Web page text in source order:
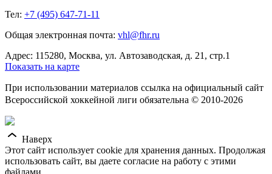
Тел: +7 (495) 647-71-11
Общая электронная почта: vhl@fhr.ru
Адрес: 115280, Москва, ул. Автозаводская, д. 21, стр.1
Показать на карте
При использовании материалов ссылка на официальный сайт
Всероссийской хоккейной лиги обязательна © 2010-2026
Наверх
Этот сайт использует cookie для хранения данных. Продолжая
использовать сайт, вы даете согласие на работу с этими